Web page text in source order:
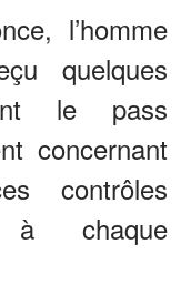
l’homme
quelques
le pass
concernant
contrôles
à chaque